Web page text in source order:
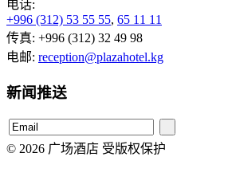
电话:
+996 (312) 53 55 55, 65 11 11
传真: +996 (312) 32 49 98
电邮: reception@plazahotel.kg
新闻推送
© 2026 广场酒店 受版权保护